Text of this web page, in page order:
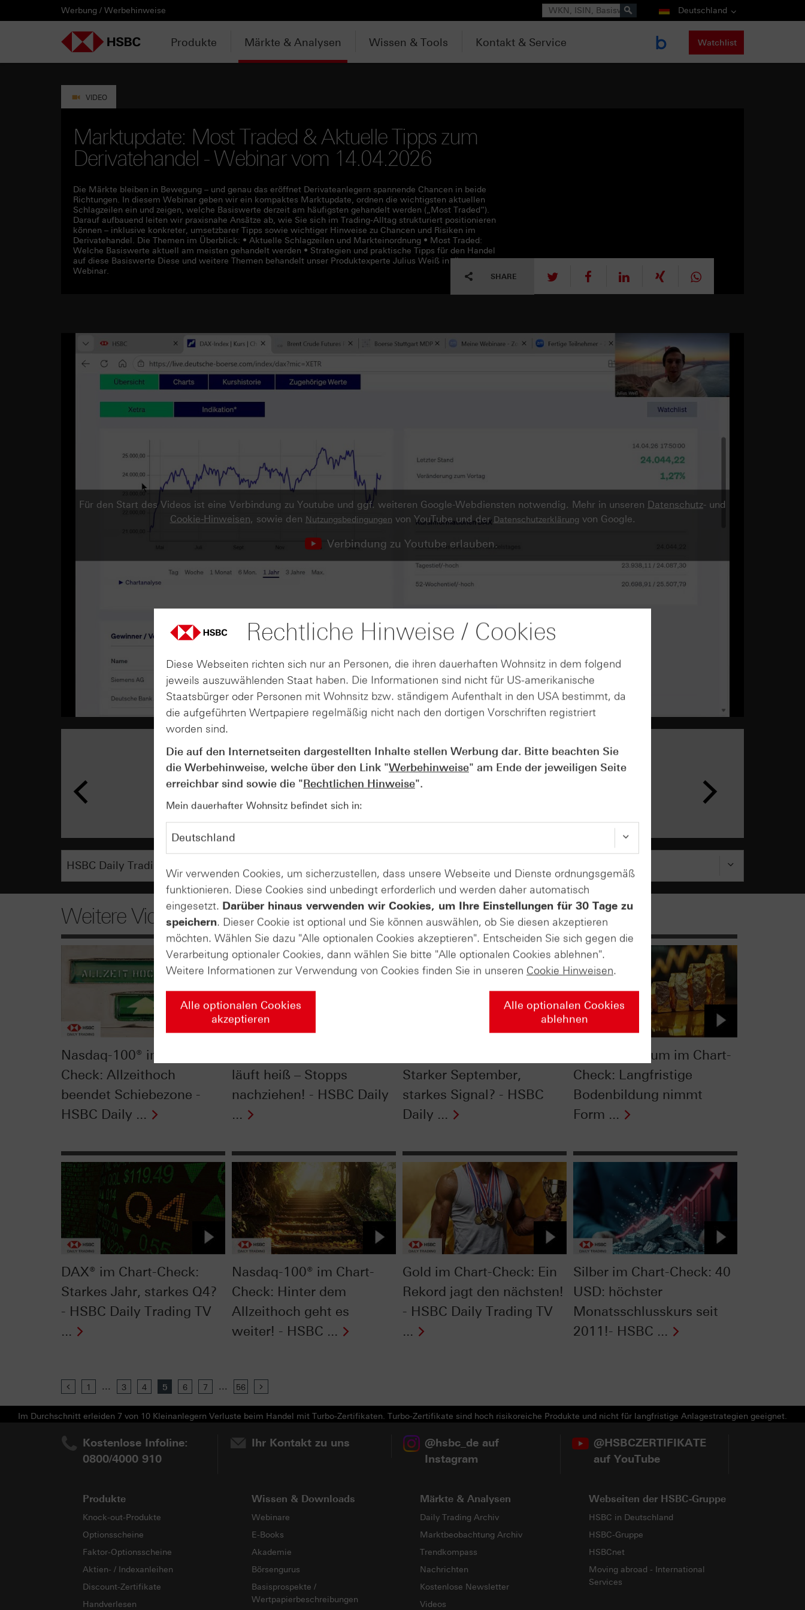
PRODUKTE
HEBELPRODUKTE
MÄRKTE & ANALYSEN
WISSEN & TOOLS
KONTAKT & SERVICE
DOWNLOADCENTER
LÄNDERAUSWAHL
Deutschland
AUSGEWÄHLTE SEITEN
HEBELPRODUKTE
Knock-out-Produkte
Weitere Hebelprodukte
Ausgestoppte Produkte
Intraday-Emissionen
ANLAGEPRODUKTE
Aktien- / Indexanleihen
Discount-Zertifikate
Express-Zertifikate
AKTUELLES
Neuemissionen
Trading-Aktionen
Intraday-Emissionen
ANALYSEN
Daily Trading
Trendkompass
Newsletter-Abonnement
VIDEOS
ntv-Zertifikate mit HSBC
Zertifikate Aktuell mit HSBC
WATCHLIST
Login / Zur Watchlist
WEBINARE
Webinartermine
WISSEN
kostenlose eBooks
Aktien- / Indexanleihen Rechner
Open End Knock-out-Produkte
KONTAKT
Kontaktformular
SERVICE
Wir über uns
DOWNLOADCENTER
Basisprospekte /
Wertpapierbeschreibungen
Unvollständige
Werbung / Werbehinweise Suche Deutschland
Produkte Märkte & Analysen Wissen & Tools Kontakt & Service Watchlist
VIDEO
Marktupdate: Most Traded & Aktuelle Tipps zum
Derivatehandel - Webinar vom 14.04.2026
Die Märkte bleiben in Bewegung – und genau das eröffnet Derivateanlegern spannende Chancen in beide
Richtungen. In diesem Webinar geben wir ein kompaktes Marktupdate, ordnen die wichtigsten aktuellen
Schlagzeilen ein und zeigen, welche Basiswerte derzeit am häufigsten gehandelt werden („Most Traded“).
Darauf aufbauend leiten wir praxisnahe Ansätze ab, wie Sie sich im Trading-Alltag strukturiert positionieren
können – inklusive konkreter, umsetzbarer Tipps sowie wichtiger Hinweise zu Chancen und Risiken im
Derivatehandel. Die Themen im Überblick: • Aktuelle Schlagzeilen und Markteinordnung • Most Traded:
Welche Basiswerte aktuell am meisten gehandelt werden • Strategien und praktische Tipps für den Handel
auf diese Basiswerte Diese und weitere Themen behandelt unser Produktexperte Julius Weiß in diesem
Webinar.
SHARE tweet mitteilen
Für den Start des Videos ist eine Verbindung zu Youtube und ggf. weiteren Google-Webdiensten notwendig. Mehr in unseren Datenschutz- und
Cookie-Hinweisen, sowie den Nutzungsbedingungen von YouTube und der Datenschutzerklärung von Google.
Verbindung zu Youtube erlauben.
AUGUST
04
Der Blick ins Kleingedruckte: Kosten &
Kündigungen bei Derivaten - Webinar
Weitere Videos
Nasdaq-100® im Chart-
Check: Allzeithoch
beendet Schiebezone -
HSBC Daily ...
läuft heiß – Stopps
nachziehen! - HSBC Daily
...
Starker September,
starkes Signal? - HSBC
Daily ...
Gold, Palladium im Chart-
Check: Langfristige
Bodenbildung nimmt
Form ...
DAX® im Chart-Check:
Starkes Jahr, starkes Q4?
- HSBC Daily Trading TV
...
Nasdaq-100® im Chart-
Check: Hinter dem
Allzeithoch geht es
weiter! - HSBC ...
Gold im Chart-Check: Ein
Rekord jagt den nächsten!
- HSBC Daily Trading TV
...
Silber im Chart-Check: 40
USD: höchster
Monatsschlusskurs seit
2011!- HSBC ...
Previous
1 ... 3 4 5 6 7 ... 56
Im Durchschnitt erleiden 7 von 10 Kleinanlegern Verluste beim Handel mit Turbo-Zertifikaten. Turbo-Zertifikate sind hoch risikoreiche Produkte und nicht für langfristige Anlagestrategien geeignet.
Kostenlose Infoline:
0800/4000 910
Ihr Kontakt zu uns
@hsbc_de auf
Instagram
@HSBCZERTIFIKATE
auf YouTube
Produkte
Knock-out-Produkte
Optionsscheine
Faktor-Optionsscheine
Aktien- / Indexanleihen
Discount-Zertifikate
Handverlesen
Wissen & Downloads
Webinare
E-Books
Akademie
Börsengurus
Basisprospekte /
Wertpapierbeschreibungen
Märkte & Analysen
Daily Trading Archiv
Marktbeobachtung Archiv
Trendkompass
Nachrichten
Kostenlose Newsletter
Videos
Webseiten der HSBC-Gruppe
HSBC in Deutschland
HSBC-Gruppe
HSBCnet
Moving abroad - International
Services
Rechtliche Hinweise / Cookies
Diese Webseiten richten sich nur an Personen, die ihren dauerhaften Wohnsitz in dem folgend
jeweils auszuwählenden Staat haben. Die Informationen sind nicht für US-amerikanische
Staatsbürger oder Personen mit Wohnsitz bzw. ständigem Aufenthalt in den USA bestimmt, da
die aufgeführten Wertpapiere regelmäßig nicht nach den dortigen Vorschriften registriert
worden sind.
Die auf den Internetseiten dargestellten Inhalte stellen Werbung dar. Bitte beachten Sie
die Werbehinweise, welche über den Link "Werbehinweise" am Ende der jeweiligen Seite
erreichbar sind sowie die "Rechtlichen Hinweise".
Mein dauerhafter Wohnsitz befindet sich in:
Wir verwenden Cookies, um sicherzustellen, dass unsere Webseite und Dienste ordnungsgemäß
funktionieren. Diese Cookies sind unbedingt erforderlich und werden daher automatisch
eingesetzt. Darüber hinaus verwenden wir Cookies, um Ihre Einstellungen für 30 Tage zu
speichern. Dieser Cookie ist optional und Sie können auswählen, ob Sie diesen akzeptieren
möchten. Wählen Sie dazu "Alle optionalen Cookies akzeptieren". Entscheiden Sie sich gegen die
Verarbeitung optionaler Cookies, dann wählen Sie bitte "Alle optionalen Cookies ablehnen".
Weitere Informationen zur Verwendung von Cookies finden Sie in unseren Cookie Hinweisen.
Alle optionalen Cookies
akzeptieren
Alle optionalen Cookies
ablehnen